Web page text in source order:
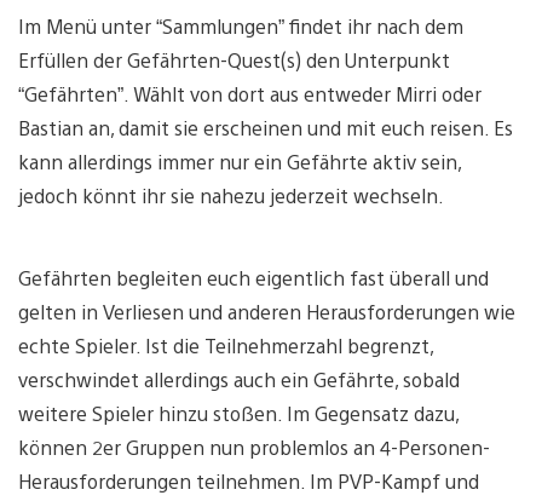
Im Menü unter “Sammlungen” findet ihr nach dem
Erfüllen der Gefährten-Quest(s) den Unterpunkt
“Gefährten”. Wählt von dort aus entweder Mirri oder
Bastian an, damit sie erscheinen und mit euch reisen. Es
kann allerdings immer nur ein Gefährte aktiv sein,
jedoch könnt ihr sie nahezu jederzeit wechseln.
Gefährten begleiten euch eigentlich fast überall und
gelten in Verliesen und anderen Herausforderungen wie
echte Spieler. Ist die Teilnehmerzahl begrenzt,
verschwindet allerdings auch ein Gefährte, sobald
weitere Spieler hinzu stoßen. Im Gegensatz dazu,
können 2er Gruppen nun problemlos an 4-Personen-
Herausforderungen teilnehmen. Im PVP-Kampf und